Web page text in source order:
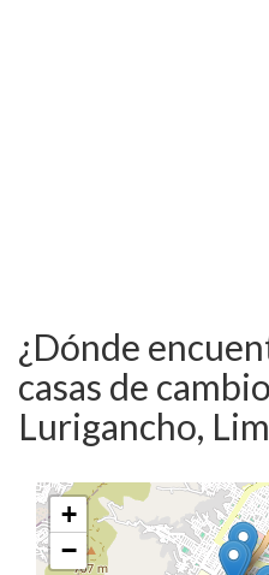
¿Dónde
casas de
Lurigancho,
+
−